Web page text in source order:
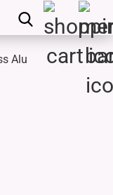
Alu